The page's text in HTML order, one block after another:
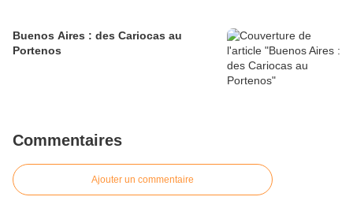
Buenos Aires : des Cariocas au
Portenos
Commentaires
Ajouter un commentaire